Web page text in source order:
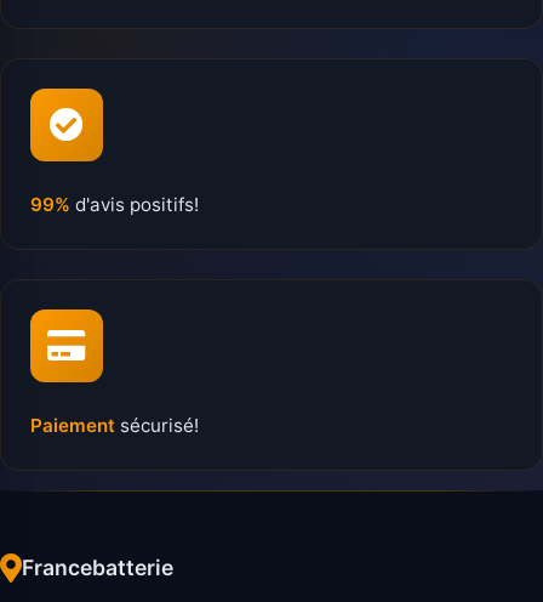
99% d'avis positifs!
Paiement sécurisé!
Francebatterie